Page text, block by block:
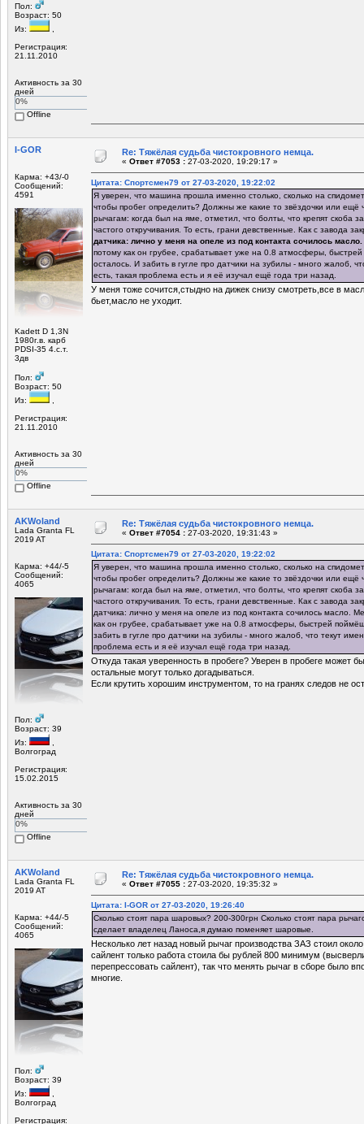
Пол:
Возраст: 50
Из:
Регистрация:
21.11.2010
Активность за 30
дней
0%
Offline
I-GOR
Карма: +43/-0
Сообщений:
4591
Kadett D 1,3N
1980г.в. карб
PDSI-35 4.с.т.
3дв
Пол:
Возраст: 50
Из:
Регистрация:
21.11.2010
Активность за 30
дней
0%
Offline
Re: Тяжёлая судьба чистокровного немца.
« Ответ #7053 : 27-03-2020, 19:29:17 »
Цитата: Спортсмен79 от 27-03-2020, 19:22:02
Я уверен, что машина прошла именно столько, сколько на
чтобы пробег определить? Должны же какие то звёздочки или ещё
рычагам: когда был на яме, отметил, что болты, что крепят скоба
частого откручивания. То есть, грани девственные. Как с завода
датчика: лично у меня на опеле из под контакта сочилось масло.
потому как он грубее, срабатывает уже на 0.8 атмосферы, быстрей
осталось. И забить в гугле про датчики на зубилы - много жалоб,
есть, такая проблема есть и я её изучал ещё года три назад.
У меня тоже сочится,стыдно на дижек снизу смотреть,все в
бьет,масло не уходит.
AKWoland
Lada Granta FL
2019 AT
Карма: +44/-5
Сообщений:
4065
Пол:
Возраст: 39
Из:
Волгоград
Регистрация:
15.02.2015
Активность за 30
дней
0%
Offline
Re: Тяжёлая судьба чистокровного немца.
« Ответ #7054 : 27-03-2020, 19:31:43 »
Цитата: Спортсмен79 от 27-03-2020, 19:22:02
Я уверен, что машина прошла именно столько, сколько на
чтобы пробег определить? Должны же какие то звёздочки или ещё
рычагам: когда был на яме, отметил, что болты, что крепят скоба
частого откручивания. То есть, грани девственные. Как с завода
датчика: лично у меня на опеле из под контакта сочилось масло.
как он грубее, срабатывает уже на 0.8 атмосферы, быстрей
забить в гугле про датчики на зубилы - много жалоб, что текут
проблема есть и я её изучал ещё года три назад.
Откуда такая уверенность в пробеге? Уверен в пробеге может
остальные могут только догадываться.
Если крутить хорошим инструментом, то на гранях следов не
AKWoland
Lada Granta FL
2019 AT
Карма: +44/-5
Сообщений:
4065
Пол:
Возраст: 39
Из:
Волгоград
Регистрация:
Re: Тяжёлая судьба чистокровного немца.
« Ответ #7055 : 27-03-2020, 19:35:32 »
Цитата: I-GOR от 27-03-2020, 19:26:40
Сколько стоят пара шаровых? 200-300грн Сколько стоят пара
сделает владелец Ланоса,я думаю поменяет шаровые.
Несколько лет назад новый рычаг производства ЗАЗ стоил
сайлент только работа стоила бы рублей 800 минимум
перепрессовать сайлент), так что менять рычаг в сборе было
многие.